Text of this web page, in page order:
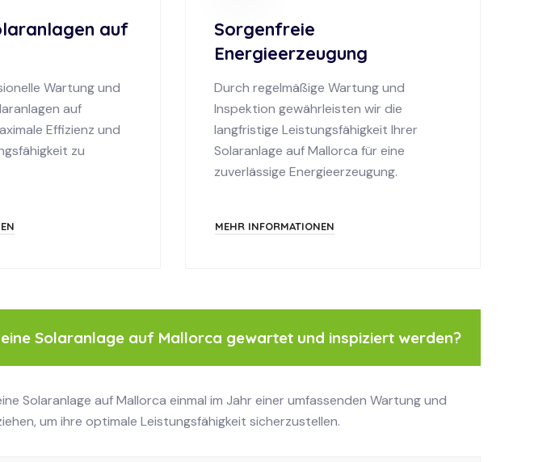
auf
Wartung und
auf
Effizienz und
zu
Sorgenfreie
Energieerzeugung
Durch regelmäßige Wartung und
Inspektion gewährleisten wir die
langfristige Leistungsfähigkeit Ihrer
Solaranlage auf Mallorca für eine
zuverlässige Energieerzeugung.
MEHR INFORMATIONEN
Solaranlage auf Mallorca gewartet und inspiziert werden?
Solaranlage auf Mallorca einmal im Jahr einer umfassenden Wartung und
um ihre optimale Leistungsfähigkeit sicherzustellen.